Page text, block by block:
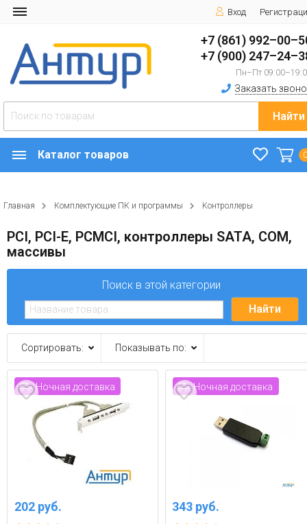
Вход
+7 (861)
+7 (900)
Пн–Пт
Заказать
Найти
Каталог товаров
Главная Комплектующие ПК и программы Контроллеры
PCI, PCI-E, PCMCI, контроллеры SATA, COM,
массивы
Поиск в этой категории
Сортировать: Показывать по:
Ночная доставка
202 руб.
Ночная доставка
343 руб.